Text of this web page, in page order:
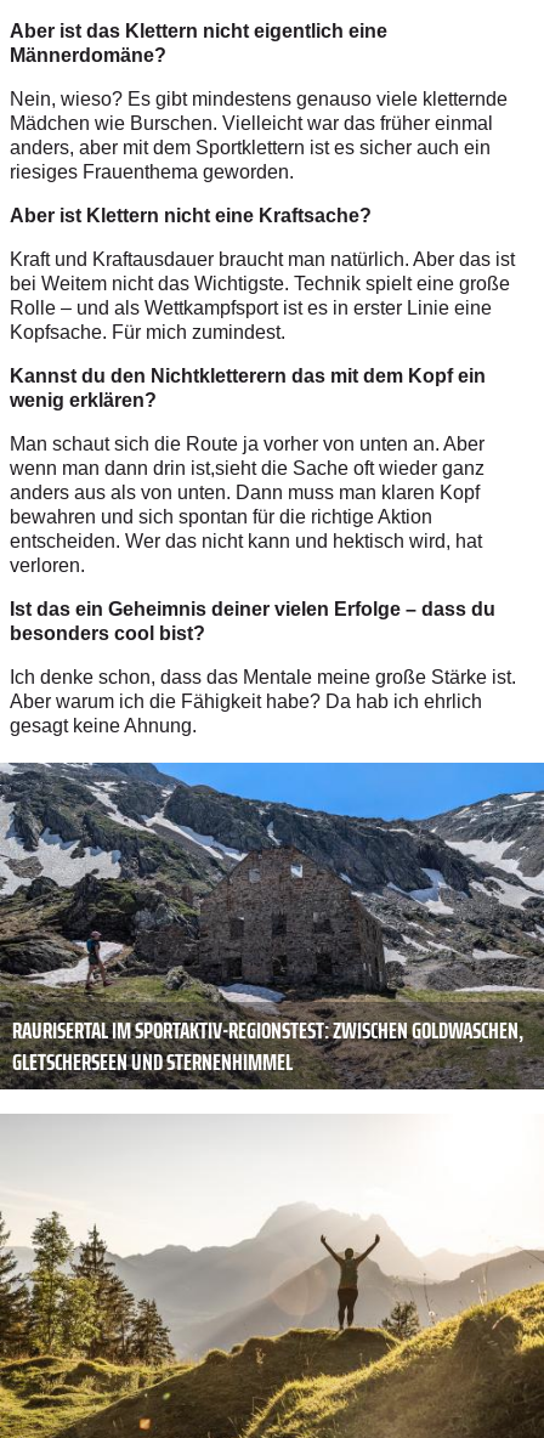
Aber ist das Klettern nicht eigentlich eine
Männerdomäne?
Nein, wieso? Es gibt mindestens genauso viele kletternde
Mädchen wie Burschen. Vielleicht war das früher einmal
anders, aber mit dem Sportklettern ist es sicher auch ein
riesiges Frauenthema geworden.
Aber ist Klettern nicht eine Kraftsache?
Kraft und Kraftausdauer braucht man natürlich. Aber das ist
bei Weitem nicht das Wichtigste. Technik spielt eine große
Rolle – und als Wettkampfsport ist es in erster Linie eine
Kopfsache. Für mich zumindest.
Kannst du den Nichtkletterern das mit dem Kopf ein
wenig erklären?
Man schaut sich die Route ja vorher von unten an. Aber
wenn man dann drin ist,sieht die Sache oft wieder ganz
anders aus als von unten. Dann muss man klaren Kopf
bewahren und sich spontan für die richtige Aktion
entscheiden. Wer das nicht kann und hektisch wird, hat
verloren.
Ist das ein Geheimnis deiner vielen Erfolge – dass du
besonders cool bist?
Ich denke schon, dass das Mentale meine große Stärke ist.
Aber warum ich die Fähigkeit habe? Da hab ich ehrlich
gesagt keine Ahnung.
RAURISERTAL IM SPORTAKTIV-REGIONSTEST: ZWISCHEN GOLDWASCHEN,
GLETSCHERSEEN UND STERNENHIMMEL